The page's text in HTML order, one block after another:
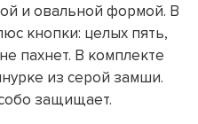
и овальной формой. В
кнопки: целых пять,
пахнет. В комплекте
из серой замши.
защищает.